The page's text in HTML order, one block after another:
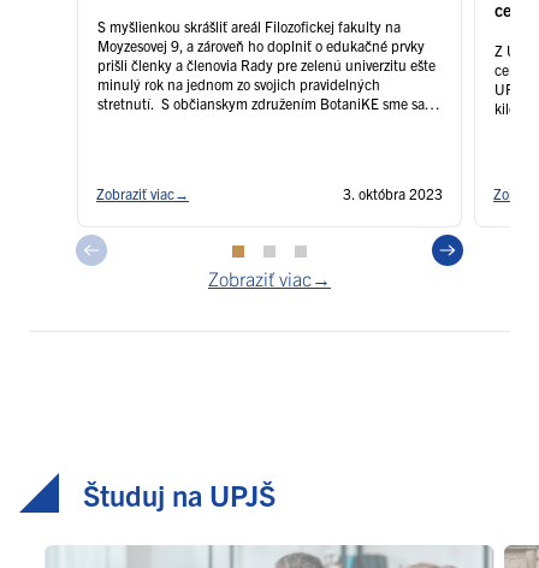
S myšlienkou skrášliť areál Filozofickej fakulty na
Moyzesovej 9, a zároveň ho doplniť o edukačné prvky
prišli členky a členovia Rady pre zelenú univerzitu ešte
minulý rok na jednom zo svojich pravidelných
stretnutí. S občianskym združením BotaniKE sme sa
Zobraziť viac→ 3. októbra 2023
Z
UPJŠ
Zobraziť viac→
Študuj na UPJŠ